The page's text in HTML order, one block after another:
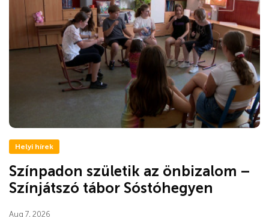
Helyi hírek
Színpadon születik az önbizalom –
Színjátszó tábor Sóstóhegyen
Aug 7, 2026